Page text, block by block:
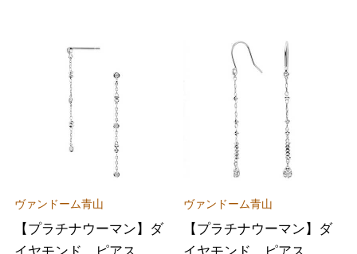
ヴァンドーム青山
【プラチナウーマン】ダ
イヤモンド ピアス
ヴァンドーム青山
【プラチナウーマン】ダ
イヤモンド ピアス